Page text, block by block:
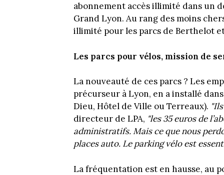
abonnement accès illimité dans un
Grand Lyon. Au rang des moins
illimité pour les parcs de Berthelot
Les parcs pour vélos, mission de
La nouveauté de ces parcs ? Les
précurseur à Lyon, en a installé
Dieu, Hôtel de Ville ou Terreaux).
directeur de LPA, "les 35 euros de
administratifs. Mais ce que nous
places auto. Le parking vélo est
La fréquentation est en hausse, au